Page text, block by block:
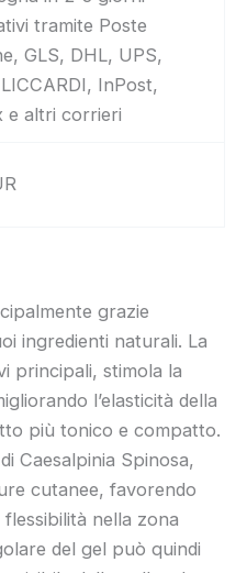
tramite Poste
GLS, DHL, UPS,
InPost,
e altri corrieri
grazie
ingredienti naturali. La
principali, stimola la
l’elasticità della
più tonico e compatto.
Caesalpinia Spinosa,
cutanee, favorendo
nella zona
del gel può quindi